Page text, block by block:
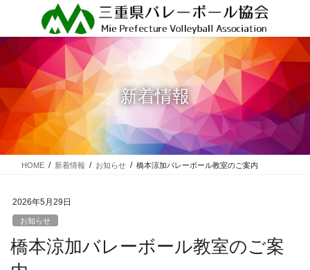
テ
ン
ツ
動
ゲ
ー
シ
に
新着情報
HOME 新着情報 お知らせ 橋本涼加バレーボール教室のご案内
2026年5月29日
お知らせ
橋本涼加バレーボール教室のご案